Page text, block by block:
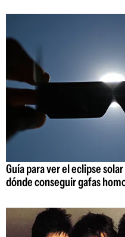
Guía para ver el eclipse
dónde conseguir gafas